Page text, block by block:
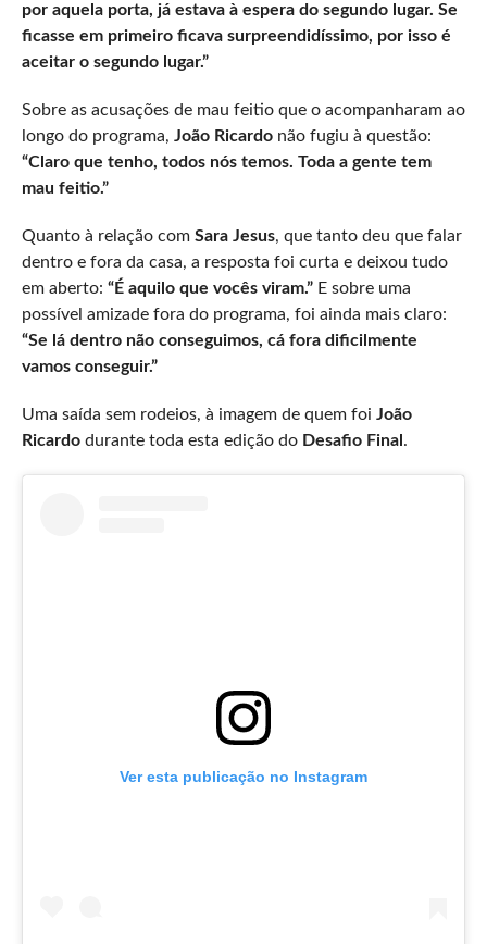
por aquela porta, já estava à espera do segundo lugar. Se
ficasse em primeiro ficava surpreendidíssimo, por isso é
aceitar o segundo lugar.”
Sobre as acusações de mau feitio que o acompanharam ao
longo do programa, João Ricardonão fugiu à questão:
“Claro que tenho, todos nós temos. Toda a gente tem
mau feitio.”
Quanto à relação com Sara Jesus, que tanto deu que falar
dentro e fora da casa, a resposta foi curta e deixou tudo
em aberto: “É aquilo que vocês viram.”E sobre uma
possível amizade fora do programa, foi ainda mais claro:
“Se lá dentro não conseguimos, cá fora dificilmente
vamos conseguir.”
Uma saída sem rodeios, à imagem de quem foi João
Ricardodurante toda esta edição do Desafio Final .
Ver esta publicação no Instagram